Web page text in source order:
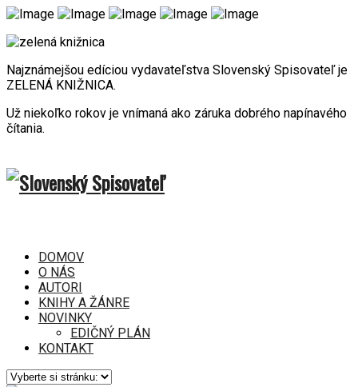
Najznámejšou edíciou vydavateľstva Slovenský Spisovateľ je
ZELENÁ KNIŽNICA.
Už niekoľko rokov je vnímaná ako záruka dobrého napínavého
čítania.
DOMOV
O NÁS
AUTORI
KNIHY A ŽÁNRE
NOVINKY
EDIČNÝ PLÁN
KONTAKT